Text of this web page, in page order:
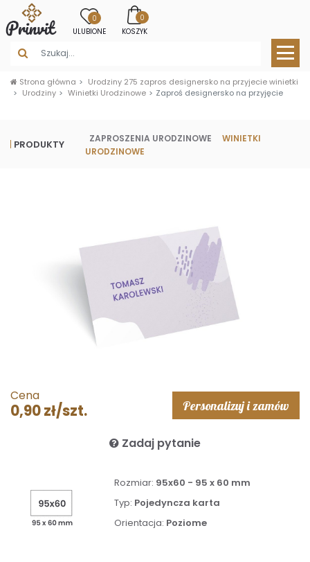
0
ULUBIONE
0
KOSZYK
Strona główna
Urodziny 275 zapros designersko na przyjecie winietki
Urodziny
Winietki Urodzinowe Zaproś designersko na przyjęcie
PRODUKTY ZAPROSZENIA URODZINOWE
WINIETKI
URODZINOWE
Cena
0,90 zł/szt. Personalizuj i zamów
Zadaj pytanie
Rozmiar: 95x60 - 95 x 60 mm
Typ: Pojedyncza karta
Orientacja: Poziome